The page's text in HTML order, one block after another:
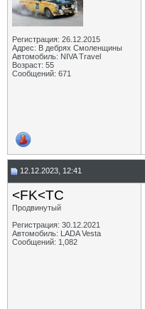
Регистрация: 26.12.2015
Адрес: В дебрях Смоленщины
Автомобиль: NIVA Travel
Возраст: 55
Сообщений: 671
12.12.2023, 12:41
<FK<TC
Продвинутый
Регистрация: 30.12.2021
Автомобиль: LADA Vesta
Сообщений: 1,082